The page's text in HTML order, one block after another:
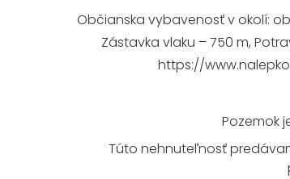
Občianska vybavenosť v okolí:
Zástavka vlaku – 750 m,
https://
Pozemok
Túto nehnuteľnosť